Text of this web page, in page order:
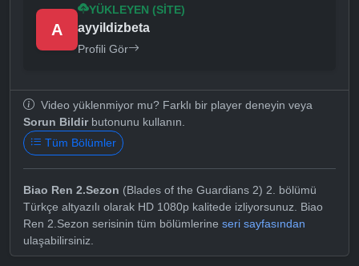
A
YÜKLEYEN (SITE)
ayyildizbeta
Profili Gör
Video yüklenmiyor mu? Farklı bir player deneyin veya
Sorun Bildirbutonunu kullanın.
Tüm Bölümler
Biao Ren 2.Sezon (Blades of the Guardians 2) 2. bölümü
Türkçe altyazılı olarak HD 1080p kalitede izliyorsunuz. Biao
Ren 2.Sezon serisinin tüm bölümlerine seri sayfasından
ulaşabilirsiniz.